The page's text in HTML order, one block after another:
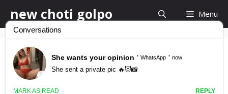
to
content
new choti golpo Menu